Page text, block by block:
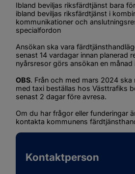
Ibland beviljas riksfärdtjänst bara
ibland beviljas riksfärdtjänst i
kommunikationer och
specialfordon
Ansökan ska vara
senast 14 vardagar innan planerad
nyårsresor görs ansökan en månad
OBS. Från och med mars 2024 ska
med taxi beställas hos Västtrafiks
senast 2 dagar före avresa.
Om du har frågor eller funderingar
kontakta kommunens
Kontaktperson